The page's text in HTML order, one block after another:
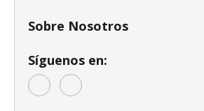
Sobre Nosotros
Síguenos en: